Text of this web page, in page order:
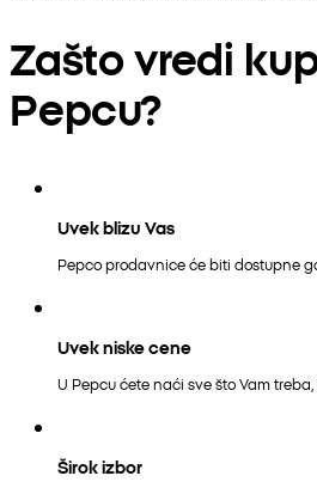
Zašto vredi
Pepcu?
Uvek blizu Vas
Pepco prodavnice će biti dostupne
Uvek niske cene
U Pepcu ćete naći sve što Vam
Širok izbor